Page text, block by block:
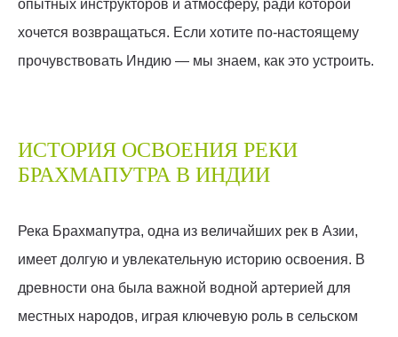
опытных инструкторов и атмосферу, ради которой
хочется возвращаться. Если хотите по-настоящему
прочувствовать Индию — мы знаем, как это устроить.
ИСТОРИЯ ОСВОЕНИЯ РЕКИ
БРАХМАПУТРА В ИНДИИ
Река Брахмапутра, одна из величайших рек в Азии,
имеет долгую и увлекательную историю освоения. В
древности она была важной водной артерией для
местных народов, играя ключевую роль в сельском